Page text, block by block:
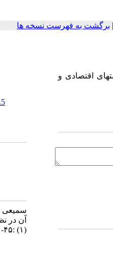
| برگشت به فهرست نسخه ها
سمیعی
(۱) :۴۵-۳۱
اقتصادی و